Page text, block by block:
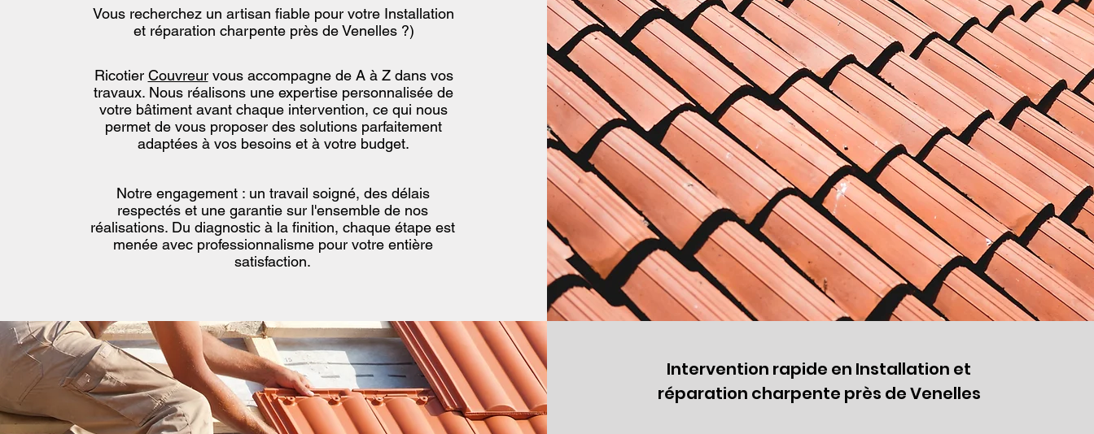
Vous recherchez un artisan fiable pour votre Installation
et réparation charpente près de Venelles ?)
Ricotier Couvreur vous accompagne de A à Z dans vos
travaux. Nous réalisons une expertise personnalisée de
votre bâtiment avant chaque intervention, ce qui nous
permet de vous proposer des solutions parfaitement
adaptées à vos besoins et à votre budget.
Notre engagement : un travail soigné, des délais
respectés et une garantie sur l'ensemble de nos
réalisations. Du diagnostic à la finition, chaque étape est
menée avec professionnalisme pour votre entière
satisfaction.
Intervention rapide en Installation et
réparation charpente près de Venelles